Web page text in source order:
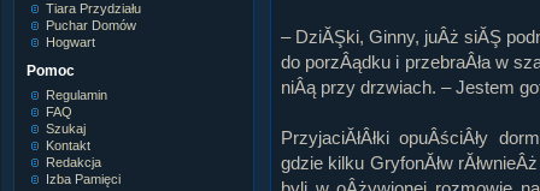
Tiara Przydziału
Puchar Domów
Hogwart
Pomoc
Regulamin
FAQ
Szukaj
Kontakt
Redakcja
Izba Pamięci
– DziĂŞki, Ginny, juÂż siĂŞ
do porzÂądku i przebraÂła w
niÂą przy drzwiach. – Jestem
PrzyjaciĂłÂłki opuÂściÂły
gdzie kilku GryfonĂłw